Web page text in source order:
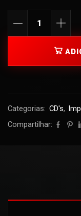
Categorias: CD's,
Compartilhar: